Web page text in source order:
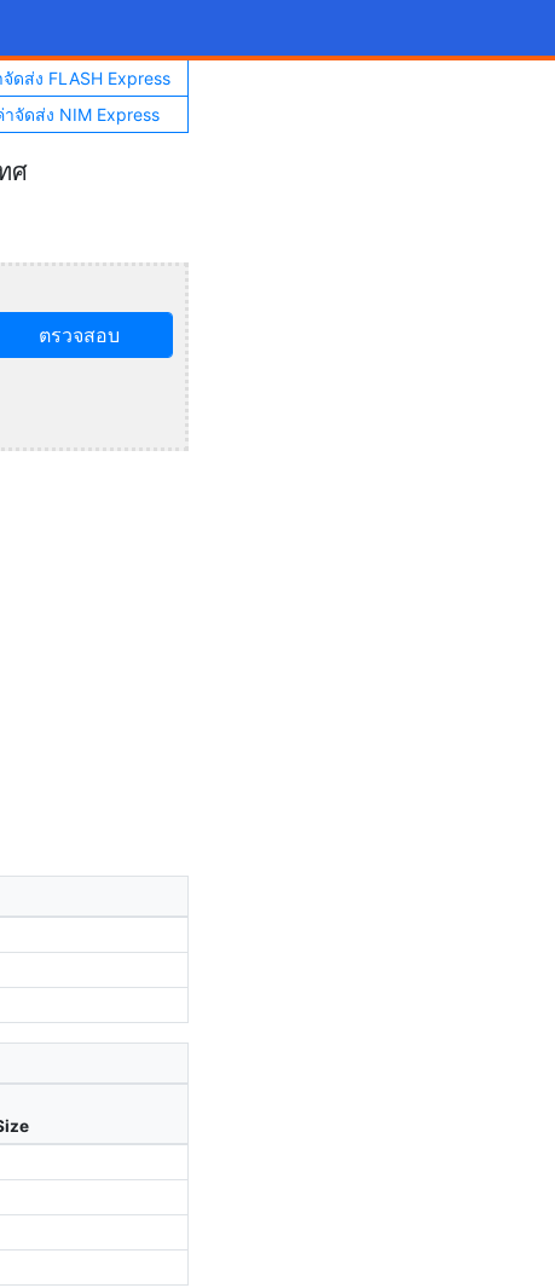
จัดส่ง FLASH Express
าจัดส่ง NIM Express
ศ
ตรวจสอบ